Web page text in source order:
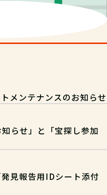
メンテナンスのお知らせ
らせ」と「宝探し参加
見報告用IDシート添付